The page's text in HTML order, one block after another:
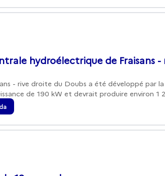
hydroélectrique de Fraisans
- rive droite du Doubs a été développé par la
de 190 kW et devrait produire environ 1